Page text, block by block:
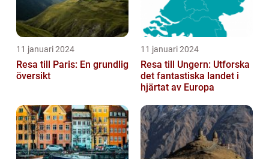
11 januari 2024
Resa till Paris: En grundlig
översikt
11 januari 2024
Resa till Ungern: Utforska
det fantastiska landet i
hjärtat av Europa